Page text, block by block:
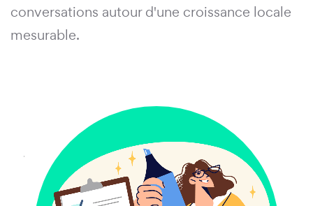
conversations autour d'une croissance locale
mesurable.